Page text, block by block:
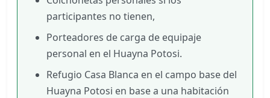
participantes no tienen,
Porteadores de carga de equipaje
personal en el Huayna Potosi.
Refugio Casa Blanca en el campo base del
Huayna Potosi en base a una habitación